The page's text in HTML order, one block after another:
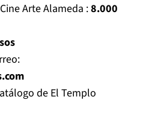
Arte Alameda :8.000
de El Templo